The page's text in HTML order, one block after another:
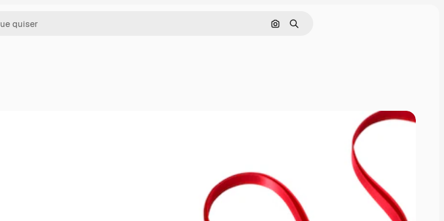
Pesquisar por imagem
Buscar